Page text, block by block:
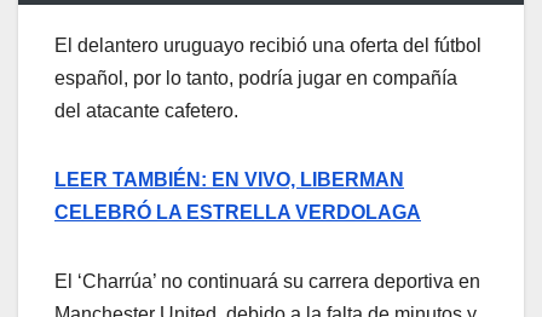
El delantero uruguayo recibió una oferta del fútbol
español, por lo tanto, podría jugar en compañía
del atacante cafetero.
LEER TAMBIÉN: EN VIVO, LIBERMAN
CELEBRÓ LA ESTRELLA VERDOLAGA
El ‘Charrúa’ no continuará su carrera deportiva en